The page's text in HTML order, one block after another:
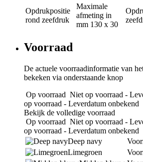
Opdrukpositie
rond zeefdruk
Maximale
afmeting in
mm 130 x 30
Voorraad
De actuele voorraadinformatie van
bekeken via onderstaande knop
Op voorraad Niet op voorraad -
op voorraad - Leverdatum onbekend
Bekijk de volledige voorraad
Op voorraad Niet op voorraad -
op voorraad - Leverdatum onbekend
Deep navy
Limegroen